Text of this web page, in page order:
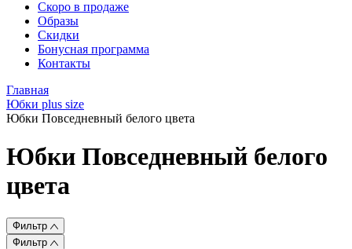
Скоро в продаже
Образы
Скидки
Бонусная программа
Контакты
Главная
Юбки plus size
Юбки Повседневный белого цвета
Юбки Повседневный белого
цвета
Фильтр
Фильтр